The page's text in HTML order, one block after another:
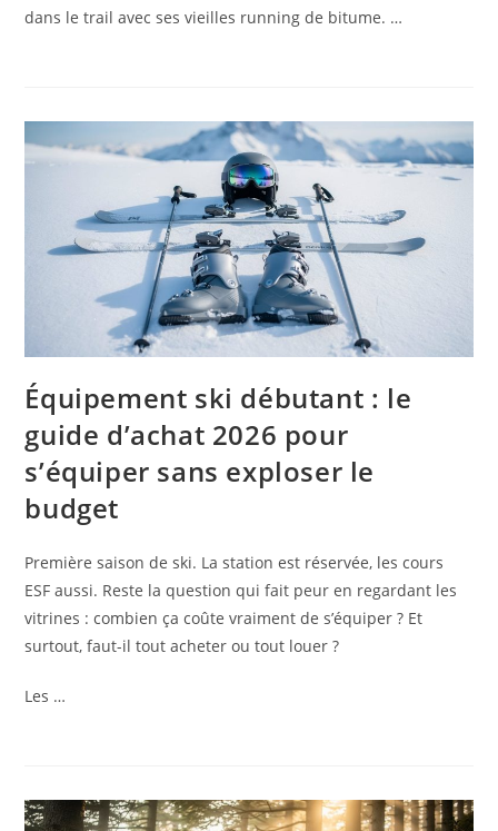
dans le trail avec ses vieilles running de bitume. …
Équipement ski débutant : le
guide d’achat 2026 pour
s’équiper sans exploser le
budget
Première saison de ski. La station est réservée, les cours
ESF aussi. Reste la question qui fait peur en regardant les
vitrines : combien ça coûte vraiment de s’équiper ? Et
surtout, faut-il tout acheter ou tout louer ?
Les …